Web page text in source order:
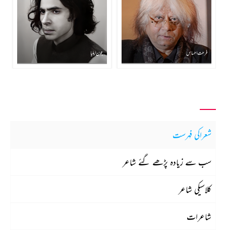
فرحت احساس جون ایلیا
شعراکی فہرست
سب سے زیادہ پڑھے گئے شاعر
کلاسیکی شاعر
شاعرات